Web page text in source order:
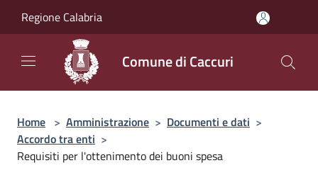
Regione Calabria
Comune di Caccuri
Home > Amministrazione > Documenti e dati >
Accordo tra enti >
Requisiti per l'ottenimento dei buoni spesa